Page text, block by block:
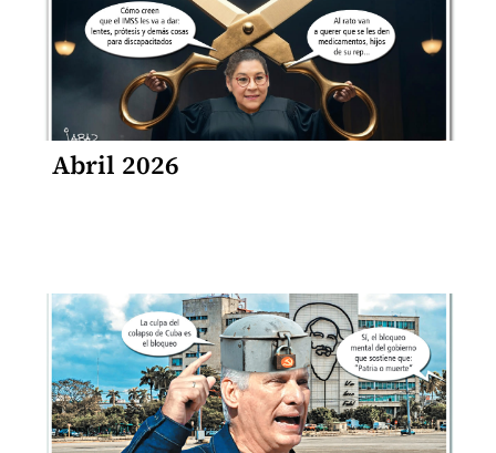
Abril 2026